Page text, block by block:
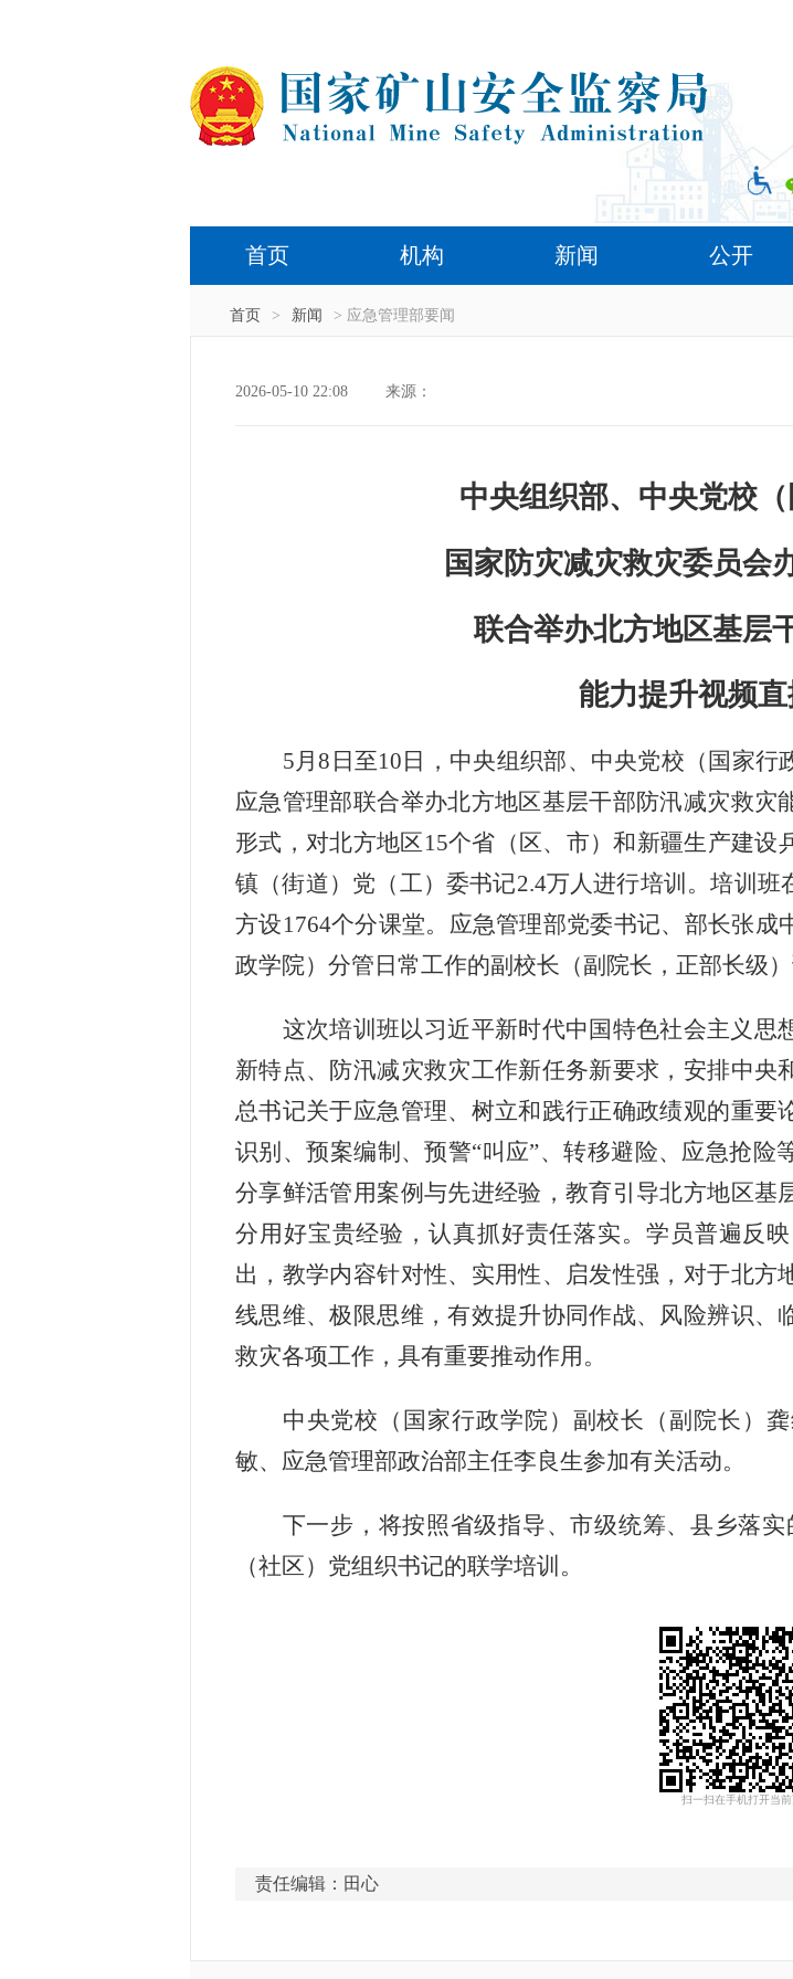
首页 机构 新闻 公开
首页 > 新闻 > 应急管理部要闻
2026-05-10 22:08 来源：
中央组织部、中央党校（
国家防灾减灾救灾委员会
联合举办北方地区基层
能力提升视频
5月8 日至10 日，中央组织部、中央党校（国家行
应急管理部联合举办北方地区基层干部防汛减灾救
形式，对北方地区15个省（区、市）和新疆生产建设
镇（街道）党（工）委书记2.4万人进行培训。培训班
方设1764个分课堂。应急管理部党委书记、部长张
政学院）分管日常工作的副校长（副院长，正部长级）
这次培训班以习近平新时代中国特色社会主义
新特点、防汛减灾救灾工作新任务新要求，安排中
总书记关于应急管理、树立和践行正确政绩观的重要
识别、预案编制、预警“叫应”、转移避险、应急抢险
分享鲜活管用案例与先进经验，教育引导北方地区
分用好宝贵经验，认真抓好责任落实。学员普遍反
出，教学内容针对性、实用性、启发性强，对于北
线思维、极限思维，有效提升协同作战、风险辨识、
救灾各项工作，具有重要推动作用。
中央党校（国家行政学院）副校长（副院长）
敏、应急管理部政治部主任李良生参加有关活动。
下一步，将按照省级指导、市级统筹、县乡落实
（社区）党组织书记的联学培训。
扫一扫在手机打开当
责任编辑：田心